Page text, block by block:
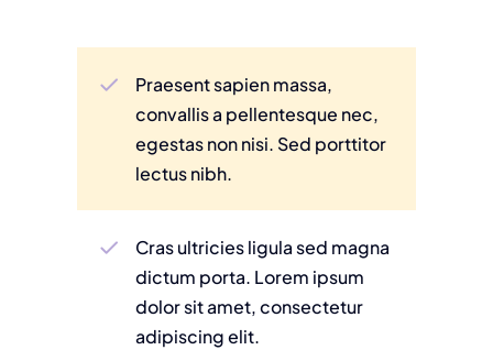
Praesent sapien massa,
convallis a pellentesque nec,
egestas non nisi. Sed porttitor
lectus nibh.
Cras ultricies ligula sed magna
dictum porta. Lorem ipsum
dolor sit amet, consectetur
adipiscing elit.